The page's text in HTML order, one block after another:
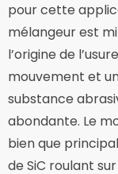
pour cette
mélangeur est
l’origine de
mouvement et
substance
abondante. Le
bien que
de SiC roulant